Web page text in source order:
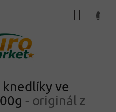
knedlíky ve
- originál z